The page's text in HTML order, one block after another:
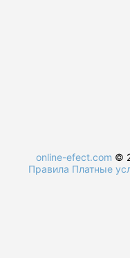
online-efect.com ©
Правила Платные